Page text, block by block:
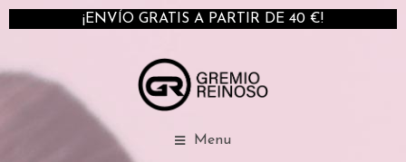
Menu
¡ENVÍO GRATIS A PARTIR DE 40 €!